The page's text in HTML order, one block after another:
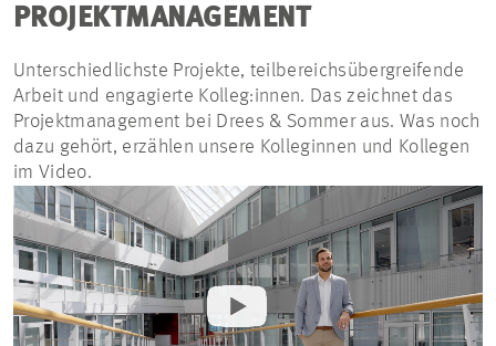
PROJEKTMANAGEMENT
Unterschiedlichste Projekte, teilbereichsübergreifende
Arbeit und engagierte Kolleg:innen. Das zeichnet das
Projektmanagement bei Drees & Sommer aus. Was noch
dazu gehört, erzählen unsere Kolleginnen und Kollegen
im Video.